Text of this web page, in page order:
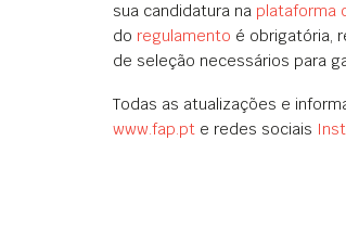
sua candidatura na plataforma
do regulamento é obrigatória,
de seleção necessários para
Todas as atualizações e
www.fap.pt e redes sociais